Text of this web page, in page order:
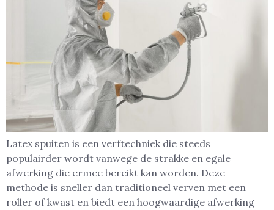
Latex spuiten is een verftechniek die steeds
populairder wordt vanwege de strakke en egale
afwerking die ermee bereikt kan worden. Deze
methode is sneller dan traditioneel verven met een
roller of kwast en biedt een hoogwaardige afwerking